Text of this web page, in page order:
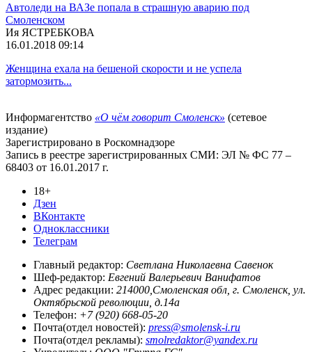
Автоледи на ВАЗе попала в страшную аварию под
Смоленском
Ия ЯСТРЕБКОВА
16.01.2018 09:14
Женщина ехала на бешеной скорости и не успела
затормозить...
Информагентство «О чём говорит Смоленск» (сетевое
издание)
Зарегистрировано в Роскомнадзоре
Запись в реестре зарегистрированных СМИ: ЭЛ № ФС 77 –
68403 от 16.01.2017 г.
18+
Дзен
ВКонтакте
Одноклассники
Телеграм
Главный редактор: Светлана Николаевна Савенок
Шеф-редактор: Евгений Валерьевич Ванифатов
Адрес редакции: 214000,Смоленская обл, г. Смоленск, ул.
Октябрьской революции, д.14а
Телефон: +7 (920) 668-05-20
Почта(отдел новостей): press@smolensk-i.ru
Почта(отдел рекламы): smolredaktor@yandex.ru